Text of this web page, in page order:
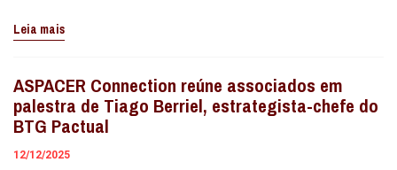
Leia mais
ASPACER Connection reúne associados em
palestra de Tiago Berriel, estrategista-chefe do
BTG Pactual
12/12/2025